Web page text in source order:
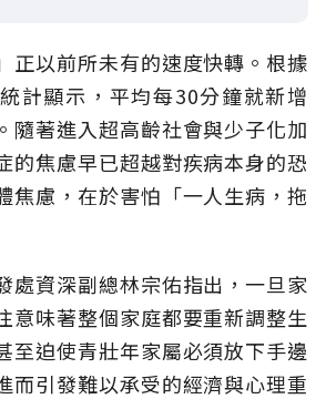
正以前所未有的速度快轉。根據
統計顯示，平均每30分鐘就新增
隨著進入超高齡社會與少子化加
的焦慮早已超越對疾病本身的恐
焦慮，在於害怕「一人生病，拖
處資深副總林宗佑指出，一旦家
意味著整個家庭都要重新調整生
至迫使青壯年家屬必須放下手邊
而引發難以承受的經濟與心理重